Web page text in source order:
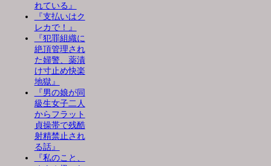
れている』
『支払いはク
レカで！』
『犯罪組織に
絶頂管理され
た婦警、薬漬
け寸止め快楽
地獄』
『男の娘が同
級生女子二人
からフラット
貞操帯で残酷
射精禁止され
る話』
『私のこと、